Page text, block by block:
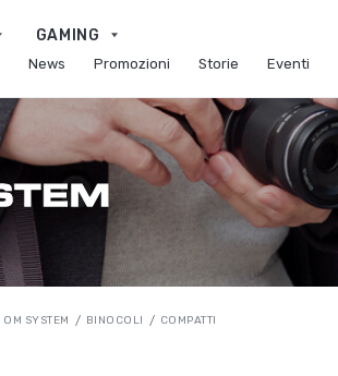
GAMING
News Promozioni Storie Eventi
OM SYSTEM BINOCOLI COMPATTI